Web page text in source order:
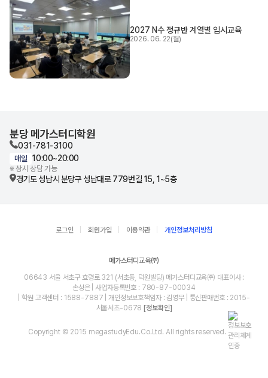
2027 N수 정규반 계열별 입시교육
2026. 06. 22(월)
분당 메가스터디학원
031-781-3100
매일 10:00~20:00
※ 상시 상담 가능
경기도 성남시 분당구 성남대로 779번길 15, 1~5층
로그인 회원가입 이용약관 개인정보처리방침
메가스터디교육㈜
06643 서울 서초구 효령로 321 (서초동, 덕원빌딩) 메가스터디교육㈜ 대표이사 :
손성은 | 사업자등록번호 : 780-87-00034
| 학원 고객센터 : 1588-7887 | 개인정보보호책임자 : 김영무 | 통신판매번호 : 2015-
서울서초-0678 [정보확인]
Copyright © 2015 megastudyEdu.Co.Ltd. All rights reserved.